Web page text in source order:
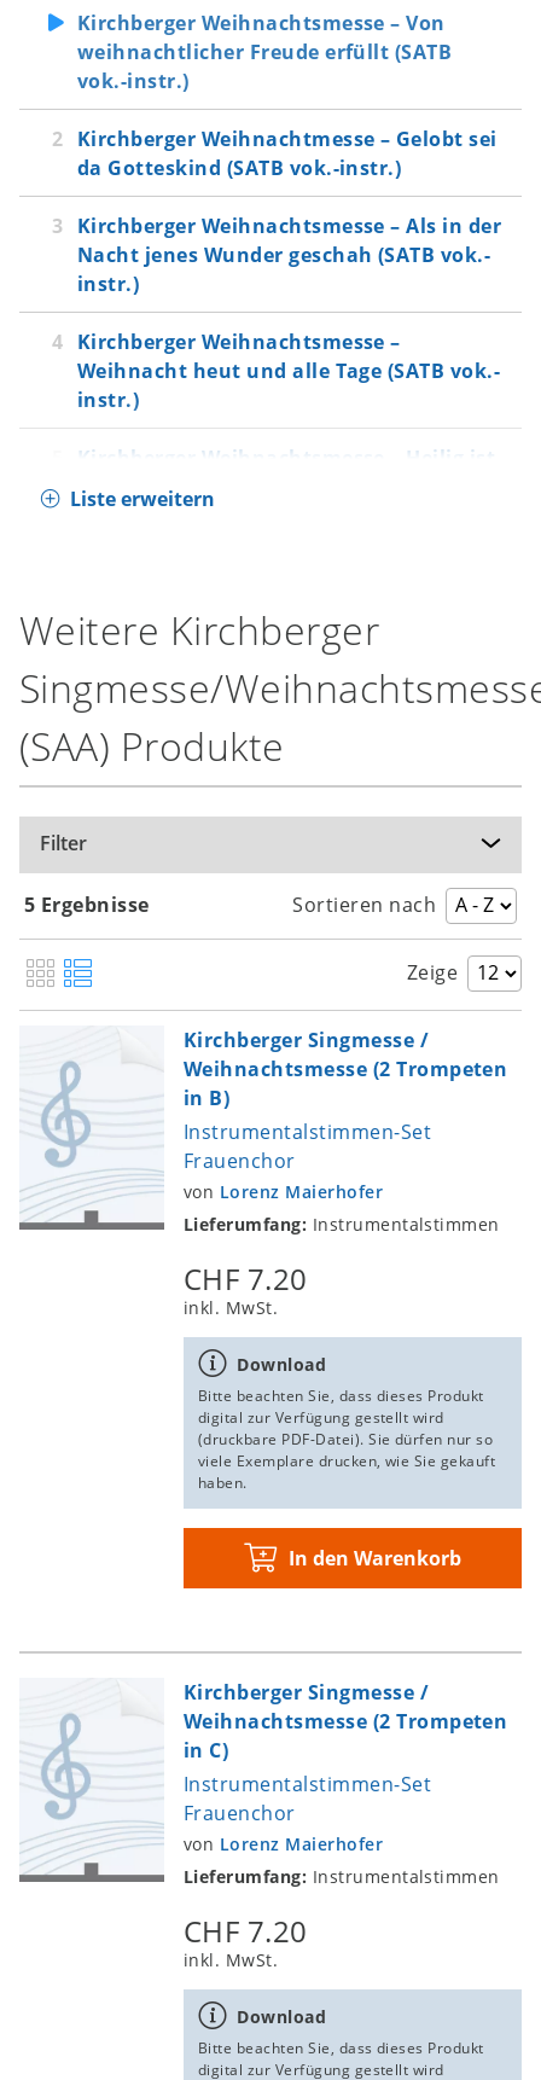
Herr, du hast dein Wort gegeben (Weihnacht
heut und alle Tage)
Sanctus
Heilig, heilig (Heilig ist Gottes Sohn)
Agnus Dei
Mach mich würdig (Auf dem Lebensweg hin
zur Krippe)
Kommunion
Wir haben nun empfangen (Woll'n suchen
wie die Hirten)
Schlussgesang
Wir geh'n nun froh und dankbar nach Haus'
(Mit dem Weihnachtssegen geh'n wir nach
Haus)
Kirchberger Weihnachtsmesse – Von
weihnachtlicher Freude erfüllt (SATB
vok.-instr.)
Kirchberger Weihnachtmesse – Gelobt sei
da Gotteskind (SATB vok.-instr.)
Kirchberger Weihnachtsmesse – Als in der
Nacht jenes Wunder geschah (SATB vok.-
instr.)
Kirchberger Weihnachtsmesse –
Weihnacht heut und alle Tage (SATB vok.-
instr.)
Kirchberger Weihnachtsmesse – Heilig ist
Gottes Sohn (SATB vok.-instr.)
Kirchberger Weihnachtsmesse – Woll’n
suchen wie die Hirten (SATB vok.-instr.)
Kirchberger Weihnachtsmesse – Mit dem
Liste erweitern
Weitere Kirchberger
Singmesse/
(SAA) Produkte
Filter
5 Ergebnisse Sortieren nach
Zeige
Kirchberger Singmesse /
Weihnachtsmesse (2 Trompeten
in B)
Instrumentalstimmen-Set
Frauenchor
von Lorenz Maierhofer
Lieferumfang: Instrumentalstimmen
CHF 7.20
inkl. MwSt.
Download
Bitte beachten Sie, dass dieses Produkt
digital zur Verfügung gestellt wird
(druckbare PDF-Datei). Sie dürfen nur so
viele Exemplare drucken, wie Sie gekauft
haben.
In den Warenkorb
Kirchberger Singmesse /
Weihnachtsmesse (2 Trompeten
in C)
Instrumentalstimmen-Set
Frauenchor
von Lorenz Maierhofer
Lieferumfang: Instrumentalstimmen
CHF 7.20
inkl. MwSt.
Download
Bitte beachten Sie, dass dieses Produkt
digital zur Verfügung gestellt wird